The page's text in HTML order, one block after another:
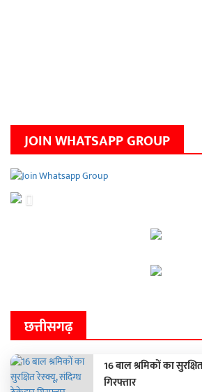
JOIN WHATSAPP GROUP
Previous
छत्तीसगढ़
16 बाल श्रमिकों का
गिरफ्तार